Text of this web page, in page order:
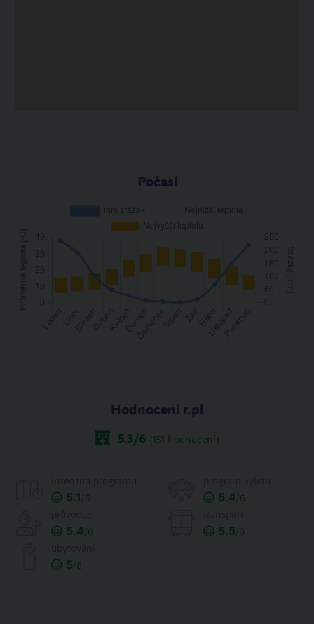
Počasí
Hodnocení r.pl
5.3/6 (151 hodnocení)
5.1 /6 5.4/6
5.4/6 5.5/6
5/6